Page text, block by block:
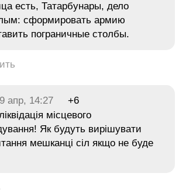
есть, Татарбунары, дело
сформировать армию
пограничные столбы.
апр, 14:27
+6
місцевого
Як будуть вирішувати
мешканці сіл якщо не буде